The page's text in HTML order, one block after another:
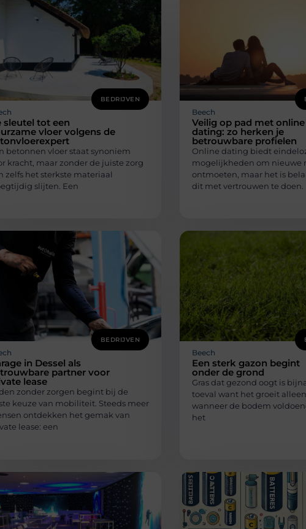
BEDRIJVEN
sleutel tot een
vloer volgens de
betonnen vloer staat synoniem
kracht, maar zonder de juiste zorg
zelfs het sterkste materiaal
slijten. Een
Beech
Veilig op pad met online
dating: zo herken je
betrouwbare profielen
Online dating biedt
mogelijkheden om nieuwe
ontmoeten, maar het is
dit met vertrouwen te doen.
BEDRIJVEN
in Dessel als
partner voor
lease
zonder zorgen begint bij de
keuze van mobiliteit. Steeds meer
ontdekken het gemak van
lease: een
Beech
Een sterk gazon begint
onder de grond
Gras dat gezond oogt is
toeval want het groeit
wanneer de bodem
het